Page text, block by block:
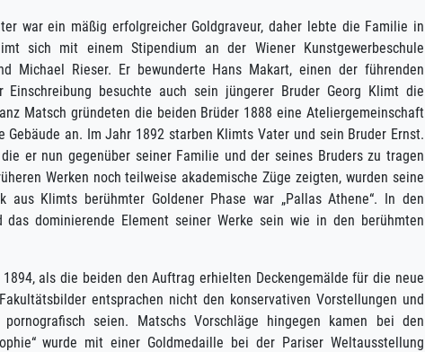
war ein mäßig erfolgreicher Goldgraveur, daher lebte die Familie in
sich mit einem Stipendium an der Wiener Kunstgewerbeschule
Michael Rieser. Er bewunderte Hans Makart, einen der führenden
besuchte auch sein jüngerer Bruder Georg Klimt die
Matsch gründeten die beiden Brüder 1888 eine Ateliergemeinschaft
an. Im Jahr 1892 starben Klimts Vater und sein Bruder Ernst.
er nun gegenüber seiner Familie und der seines Bruders zu tragen
Werken noch teilweise akademische Züge zeigten, wurden seine
Klimts berühmter Goldener Phase war „Pallas Athene“. In den
dominierende Element seiner Werke sein wie in den berühmten
als die beiden den Auftrag erhielten Deckengemälde für die neue
entsprachen nicht den konservativen Vorstellungen und
seien. Matschs Vorschläge hingegen kamen bei den
wurde mit einer Goldmedaille bei der Pariser Weltausstellung